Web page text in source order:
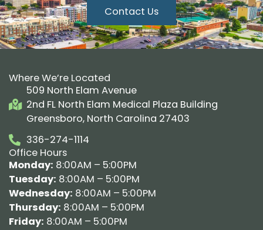
Contact Us
Where We’re Located
509 North Elam Avenue
2nd FL North Elam Medical Plaza Building
Greensboro, North Carolina 27403
336-274-1114
Office Hours
Monday: 8:00AM – 5:00PM
Tuesday: 8:00AM – 5:00PM
Wednesday: 8:00AM – 5:00PM
Thursday: 8:00AM – 5:00PM
Friday: 8:00AM – 5:00PM